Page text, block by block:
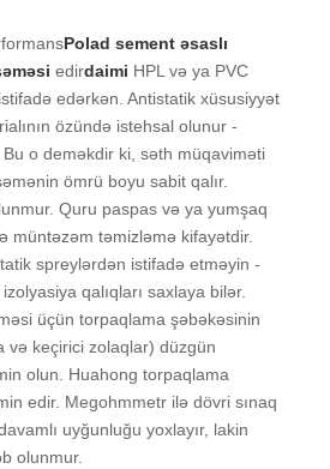
Polad sement əsaslı
edirdaimi HPL və ya PVC
edərkən. Antistatik xüsusiyyət
özündə istehsal olunur -
o deməkdir ki, səth müqaviməti
ömrü boyu sabit qalır.
Quru paspas və ya yumşaq
müntəzəm təmizləmə kifayətdir.
spreylərdən istifadə etməyin -
izolyasiya qalıqları saxlaya bilər.
üçün torpaqlama şəbəkəsinin
və keçirici zolaqlar) düzgün
olun. Huahong torpaqlama
edir. Megohmmetr ilə dövri sınaq
uyğunluğu yoxlayır, lakin
olunmur.